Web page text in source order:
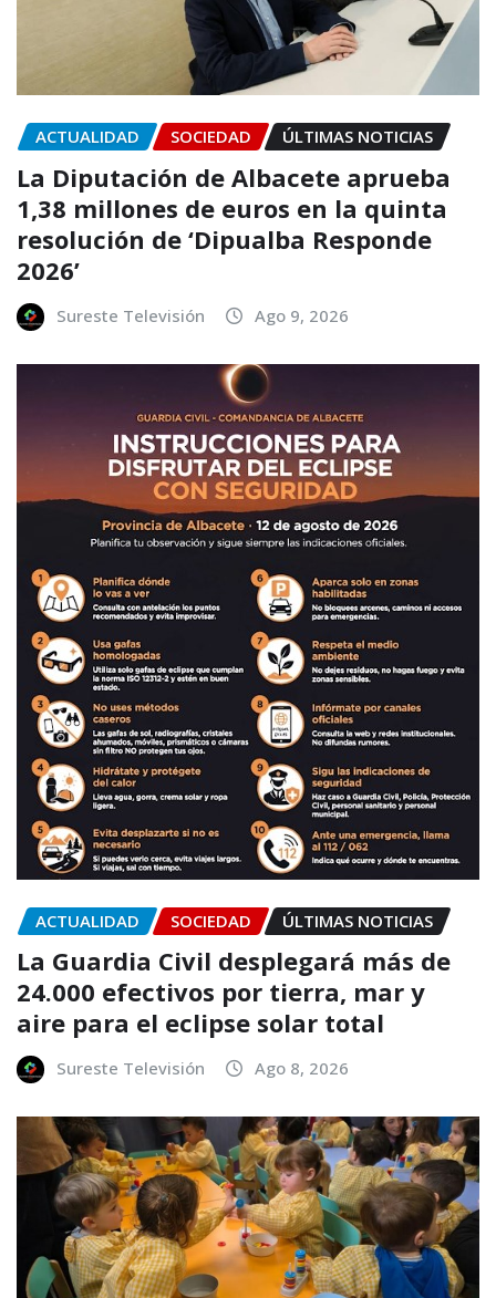
ACTUALIDAD SOCIEDAD ÚLTIMAS NOTICIAS
La Diputación de Albacete aprueba
1,38 millones de euros en la quinta
resolución de ‘Dipualba Responde
2026’
Sureste Televisión Ago 9, 2026
ACTUALIDAD SOCIEDAD ÚLTIMAS NOTICIAS
La Guardia Civil desplegará más de
24.000 efectivos por tierra, mar y
aire para el eclipse solar total
Sureste Televisión Ago 8, 2026